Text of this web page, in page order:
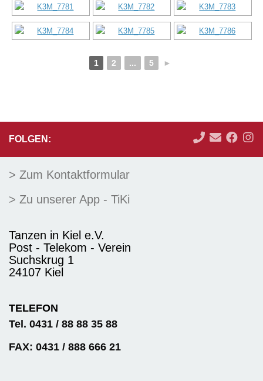
1 2 ... 5 ►
FOLGEN:
> Zum Kontaktformular
> Zu unserer App - TiKi
Tanzen in Kiel e.V.
Post - Telekom - Verein
Suchskrug 1
24107 Kiel
TELEFON
Tel. 0431 / 88 88 35 88
FAX: 0431 / 888 666 21